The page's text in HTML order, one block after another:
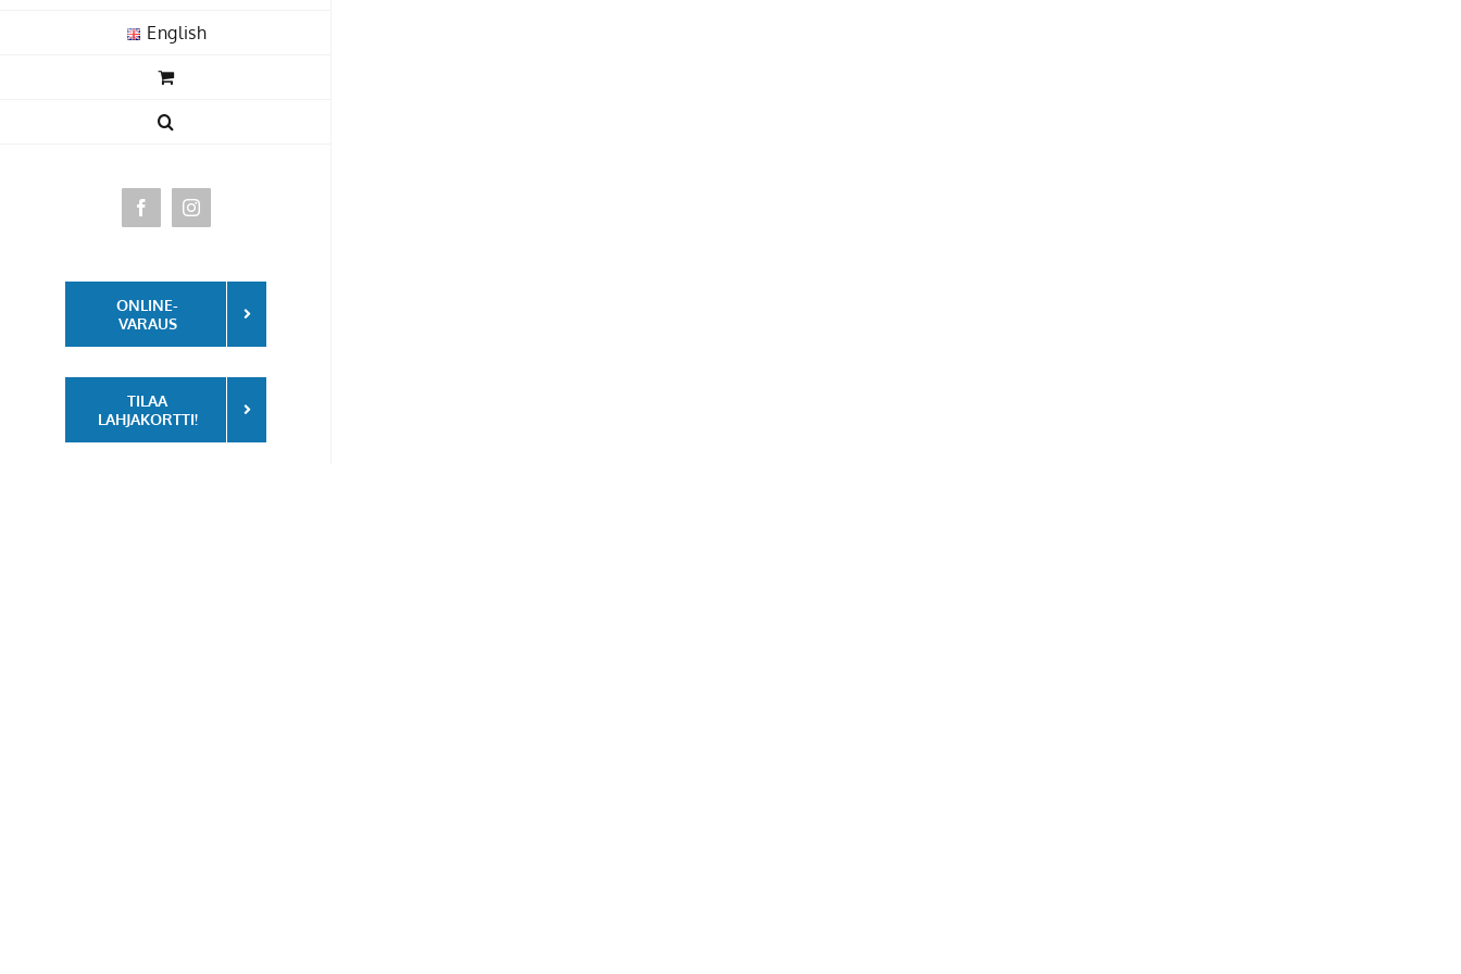
English
FacebookInstagram
ONLINE-
VARAUS
TILAA
LAHJAKORTTI!